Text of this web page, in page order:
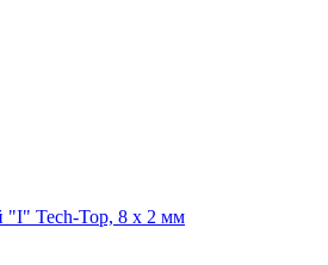
"I" Tech-Top, 8 x 2 мм